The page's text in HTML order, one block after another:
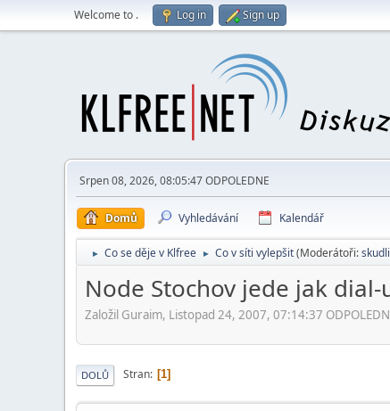
Welcome to . Log in Sign up
Srpen 08, 2026, 08:05:47 ODPOLEDNE
Domů Vyhledávání Kalendář
► Co se děje v Klfree ► Co v síti vylepšit(Moderátoři:
Node Stochov jede jak dial-
Založil Guraim, Listopad 24, 2007, 07:14:37
DOLŮ Stran 1